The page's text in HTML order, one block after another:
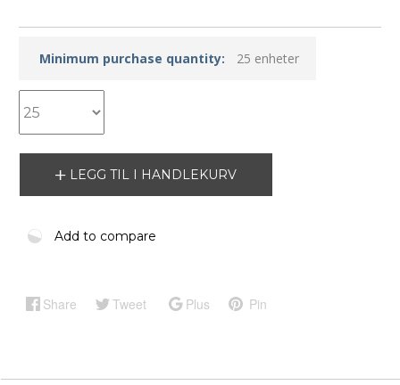
Minimum purchase quantity: 25 enheter
LEGG TIL I HANDLEKURV
Add to compare
Share Tweet Plus Pin